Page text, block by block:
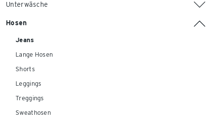
Unterwäsche
Hosen
Jeans
Lange Hosen
Shorts
Leggings
Treggings
Sweathosen